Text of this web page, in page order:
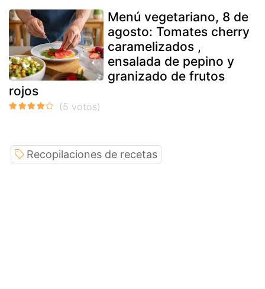
Menú vegetariano, 8 de
agosto: Tomates cherry
caramelizados ,
ensalada de pepino y
granizado de frutos
rojos
Recopilaciones de recetas